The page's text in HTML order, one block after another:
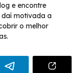
e encontre
daí motivada a
o melhor